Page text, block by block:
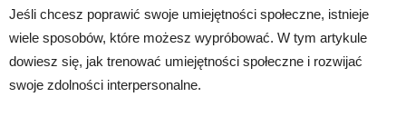
Jeśli chcesz poprawić swoje umiejętności społeczne, istnieje
wiele sposobów, które możesz wypróbować. W tym artykule
dowiesz się, jak trenować umiejętności społeczne i rozwijać
swoje zdolności interpersonalne.